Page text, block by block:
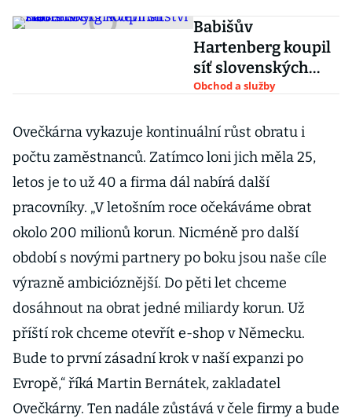
Babišův
Hartenberg koupil
síť slovenských
květinářství Flos
Obchod a služby
Ovečkárna vykazuje kontinuální růst obratu i
počtu zaměstnanců. Zatímco loni jich měla 25,
letos je to už 40 a firma dál nabírá další
pracovníky. „V letošním roce očekáváme obrat
okolo 200 milionů korun. Nicméně pro další
období s novými partnery po boku jsou naše cíle
výrazně ambicióznější. Do pěti let chceme
dosáhnout na obrat jedné miliardy korun. Už
příští rok chceme otevřít e-shop v Německu.
Bude to první zásadní krok v naší expanzi po
Evropě,“ říká Martin Bernátek, zakladatel
Ovečkárny. Ten nadále zůstává v čele firmy a bude